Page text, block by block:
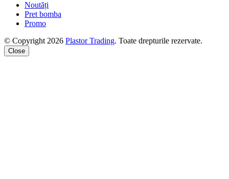
Noutăți
Pret bomba
Promo
© Copyright 2026 Plastor Trading. Toate drepturile rezervate.
Close